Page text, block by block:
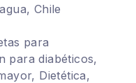
Chile
para
para diabéticos,
Dietética,